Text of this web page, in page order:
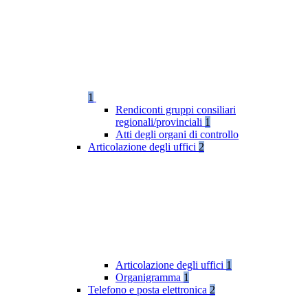
1
Rendiconti gruppi consiliari
regionali/provinciali 1
Atti degli organi di controllo
Articolazione degli uffici 2
Articolazione degli uffici 1
Organigramma 1
Telefono e posta elettronica 2